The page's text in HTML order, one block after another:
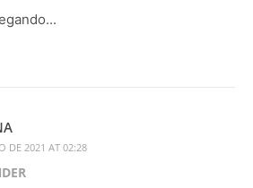
DE 2021 AT 02:28